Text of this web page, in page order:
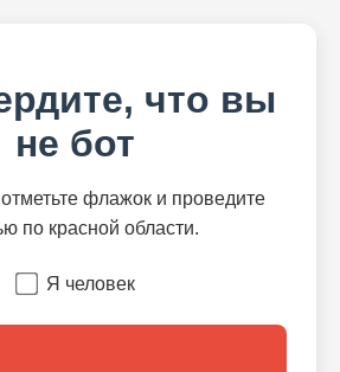
что вы
не бот
флажок и проведите
по красной области.
Я человек